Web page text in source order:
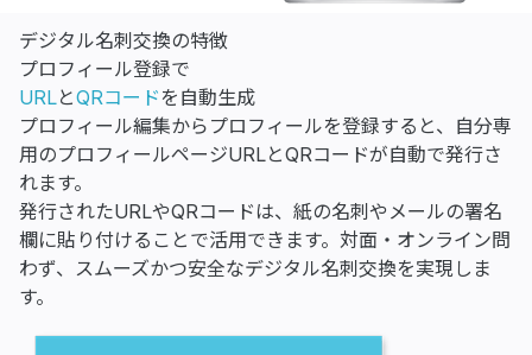
デジタル名刺交換の特徴
プロフィール登録で
URLとQRコード を自動生成
プロフィール編集からプロフィールを登録すると、自分専
用のプロフィールページURLとQRコードが自動で発行さ
れます。
発行されたURLやQRコードは、紙の名刺やメールの署名
欄に貼り付けることで活用できます。対面・オンライン問
わず、スムーズかつ安全なデジタル名刺交換を実現しま
す。